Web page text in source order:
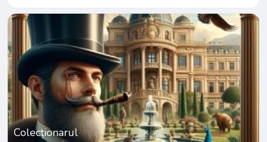
Colecționarul